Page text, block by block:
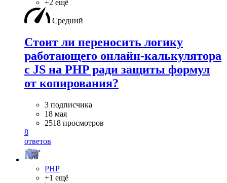
+2 ещё
Средний
Стоит ли переносить логику
работающего онлайн-калькулятора
с JS на PHP ради защиты формул
от копирования?
3 подписчика
18 мая
2518 просмотров
8
ответов
PHP
+1 ещё